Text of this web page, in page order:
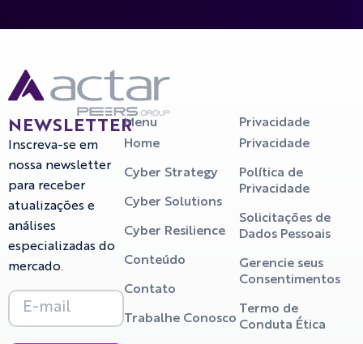
NEWSLETTER
Inscreva-se em
nossa newsletter
para receber
atualizações e
análises
especializadas do
mercado.
Menu
Home
Cyber Strategy
Cyber Solutions
Cyber Resilience
Conteúdo
Contato
Trabalhe Conosco
Privacidade
Privacidade
Política de
Privacidade
Solicitações de
Dados Pessoais
Gerencie seus
Consentimentos
Termo de
Conduta Ética